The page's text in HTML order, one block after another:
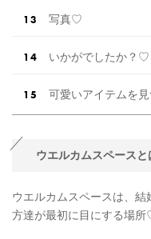
写真♡
いかがでしたか？♡
可愛いアイテムを
ウエルカムスペース
ウエルカムスペースは、
方達が最初に目にする場